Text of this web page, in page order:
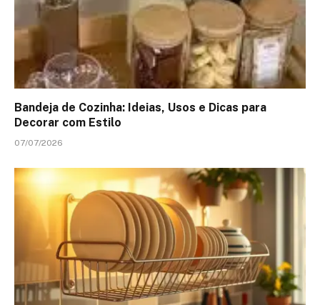
Bandeja de Cozinha: Ideias, Usos e Dicas para
Decorar com Estilo
07/07/2026